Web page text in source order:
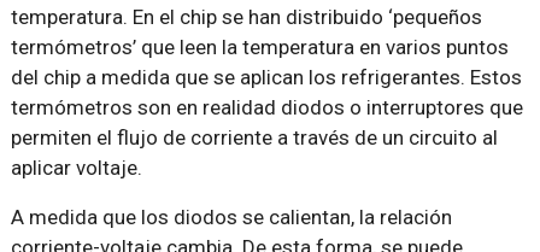
temperatura. En el chip se han distribuido ‘pequeños
termómetros’ que leen la temperatura en varios puntos
del chip a medida que se aplican los refrigerantes. Estos
termómetros son en realidad diodos o interruptores que
permiten el flujo de corriente a través de un circuito al
aplicar voltaje.
A medida que los diodos se calientan, la relación
corriente-voltaje cambia. De esta forma, se puede